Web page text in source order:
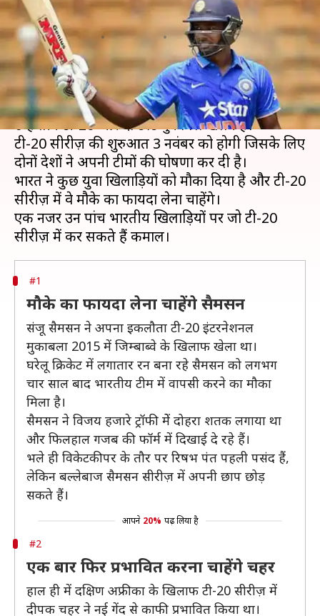
निगाहें
लेखन Neeraj Pandey Oct 29, 2019 08:26 am
क्या है खबर?
बांग्लादेश क्रिकेट टीम नवंबर में भारत दौरे पर आ रही है जहां
उन्हें तीन टी-20 और दो टेस्ट मुकाबले खेलने हैं।
टी-20 सीरीज़ की शुरुआत 3 नवंबर को होगी जिसके लिए
दोनों देशों ने अपनी टीमों की घोषणा कर दी है।
भारत ने कुछ युवा खिलाड़ियों को मौका दिया है और टी-20
सीरीज़ में वे मौके का फायदा लेना चाहेंगे।
एक नजर उन पांच भारतीय खिलाड़ियों पर जो टी-20
#1
मौके का फायदा लेना चाहेंगे सैमसन
संजू सैमसन ने अपना इकलौता टी-20 इंटरनेशनल
मुकाबला 2015 में जिम्बाब्वे के खिलाफ खेला था।
घरेलू क्रिकेट में लगातार रन बना रहे सैमसन को लगभग
चार साल बाद भारतीय टीम में वापसी करने का मौका
मिला है।
सैमसन ने विजय हजारे ट्रॉफी मेें दोहरा शतक लगाया था
और फिलहाल गजब की फॉर्म में दिखाई दे रहे हैं।
भले ही विकेटकीपर के तौर पर रिषभ पंत पहली पसंद हैं,
लेकिन बल्लेबाज सैमसन सीरीज़ में अपनी छाप छोड़
सकते हैं।
आपने 20% पढ़ लिया है
#2
एक बार फिर प्रभावित करना चाहेंगे चहर
हाल ही में दक्षिण अफ्रीका के खिलाफ टी-20 सीरीज़ में
दीपक चहर ने नई गेंद से काफी प्रभावित किया था।